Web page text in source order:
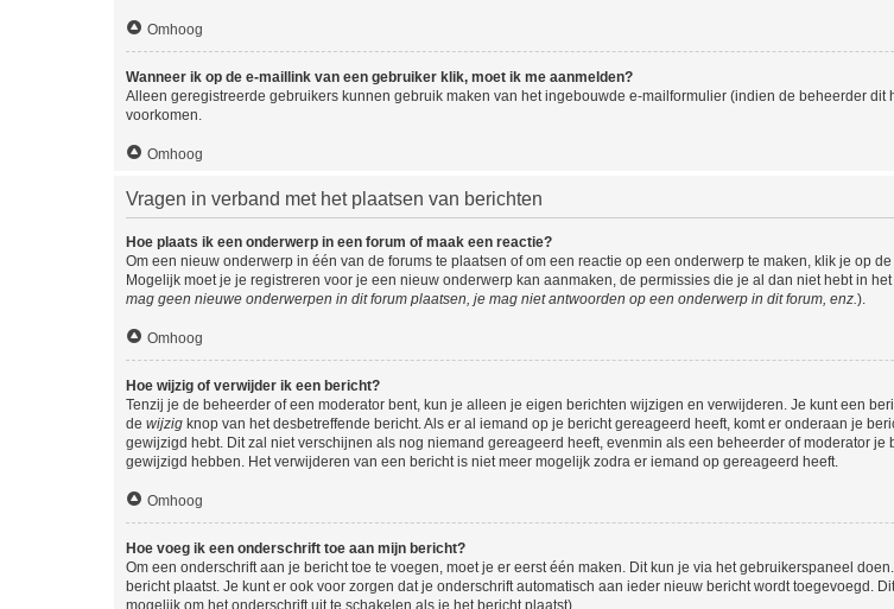
Omhoog
Wanneer ik op de e-maillink van een gebruiker klik, moet ik me aanmelden?
Alleen geregistreerde gebruikers kunnen gebruik maken van het ingebouwde e-mailformulier (indien de beheerder
voorkomen.
Omhoog
Vragen in verband met het plaatsen van berichten
Hoe plaats ik een onderwerp in een forum of maak een reactie?
Om een nieuw onderwerp in één van de forums te plaatsen of om een reactie op een onderwerp te maken, klik je op
Mogelijk moet je je registreren voor je een nieuw onderwerp kan aanmaken, de permissies die je al dan niet hebt in
mag geen nieuwe onderwerpen in dit forum plaatsen, je mag niet antwoorden op een onderwerp in dit forum, enz. ).
Omhoog
Hoe wijzig of verwijder ik een bericht?
Tenzij je de beheerder of een moderator bent, kun je alleen je eigen berichten wijzigen en verwijderen. Je kunt een
de wijzig knop van het desbetreffende bericht. Als er al iemand op je bericht gereageerd heeft, komt er onderaan je
gewijzigd hebt. Dit zal niet verschijnen als nog niemand gereageerd heeft, evenmin als een beheerder of moderator
gewijzigd hebben. Het verwijderen van een bericht is niet meer mogelijk zodra er iemand op gereageerd heeft.
Omhoog
Hoe voeg ik een onderschrift toe aan mijn bericht?
Om een onderschrift aan je bericht toe te voegen, moet je er eerst één maken. Dit kun je via het gebruikerspaneel
bericht plaatst. Je kunt er ook voor zorgen dat je onderschrift automatisch aan ieder nieuw bericht wordt toegevoegd.
mogelijk om het onderschrift uit te schakelen als je het bericht plaatst).